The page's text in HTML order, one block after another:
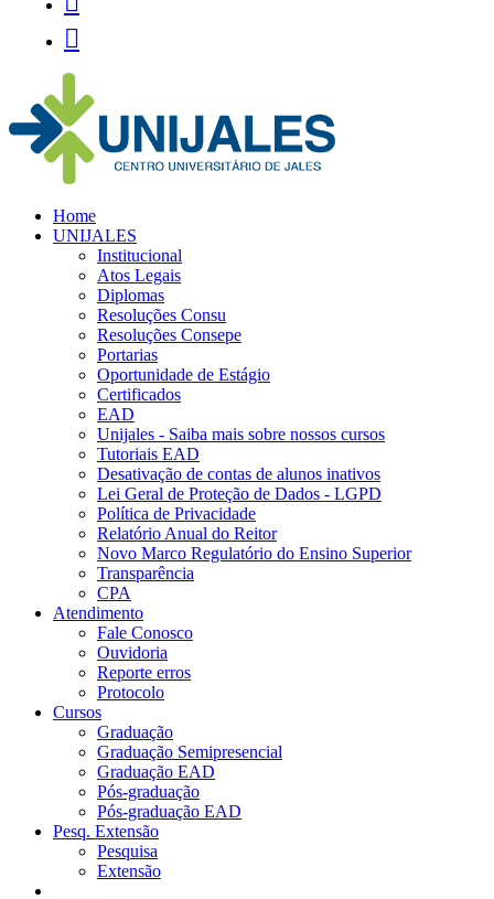

Home
UNIJALES
Institucional
Atos Legais
Diplomas
Resoluções Consu
Resoluções Consepe
Portarias
Oportunidade de Estágio
Certificados
EAD
Unijales - Saiba mais sobre nossos cursos
Tutoriais EAD
Desativação de contas de alunos inativos
Lei Geral de Proteção de Dados - LGPD
Política de Privacidade
Relatório Anual do Reitor
Novo Marco Regulatório do Ensino Superior
Transparência
CPA
Atendimento
Fale Conosco
Ouvidoria
Reporte erros
Protocolo
Cursos
Graduação
Graduação Semipresencial
Graduação EAD
Pós-graduação
Pós-graduação EAD
Pesq. Extensão
Pesquisa
Extensão